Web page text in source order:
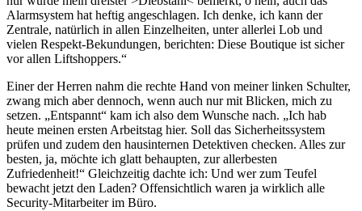
Alarmsystem hat heftig angeschlagen. Ich denke, ich kann der
Zentrale, natürlich in allen Einzelheiten, unter allerlei Lob und
vielen Respekt-Bekundungen, berichten: Diese Boutique ist sicher
vor allen Liftshoppers.“
Einer der Herren nahm die rechte Hand von meiner linken Schulter,
zwang mich aber dennoch, wenn auch nur mit Blicken, mich zu
setzen. „Entspannt“ kam ich also dem Wunsche nach. „Ich hab
heute meinen ersten Arbeitstag hier. Soll das Sicherheitssystem
prüfen und zudem den hausinternen Detektiven checken. Alles zur
besten, ja, möchte ich glatt behaupten, zur allerbesten
Zufriedenheit!“ Gleichzeitig dachte ich: Und wer zum Teufel
bewacht jetzt den Laden? Offensichtlich waren ja wirklich alle
Security-Mitarbeiter im Büro.